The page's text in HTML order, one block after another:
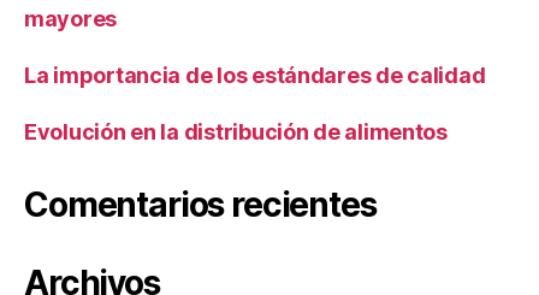
mayores
La importancia de los estándares de calidad
Evolución en la distribución de alimentos
Comentarios recientes
Archivos